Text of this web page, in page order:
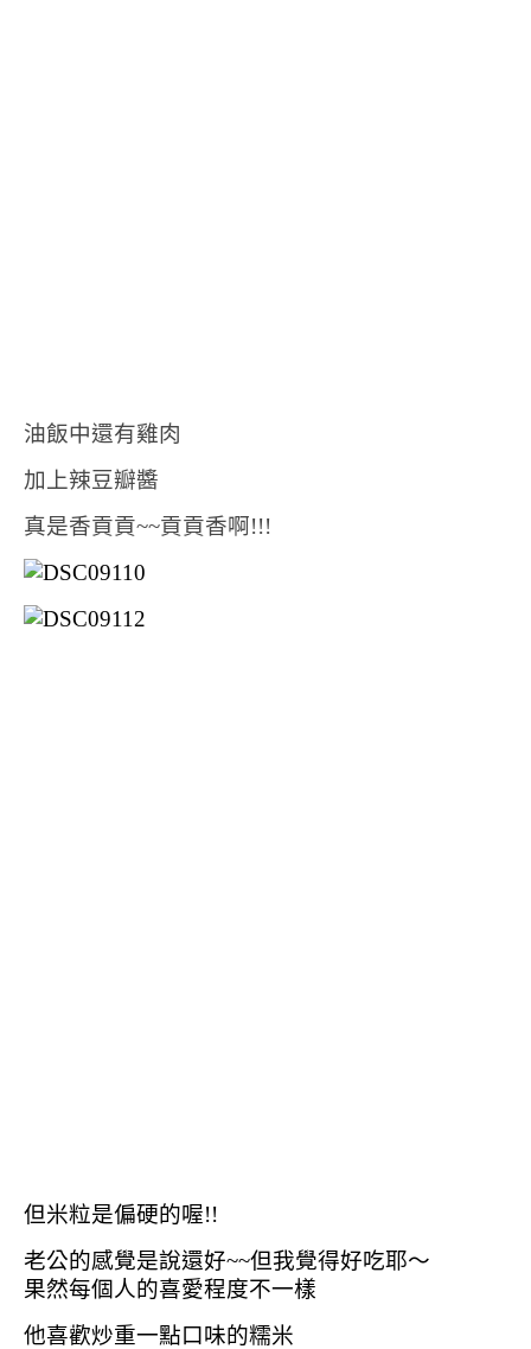
油飯中還有雞肉
加上辣豆瓣醬
真是香貢貢~~貢貢香啊!!!
但米粒是偏硬的喔!!
老公的感覺是說還好~~但我覺得好吃耶～
果然每個人的喜愛程度不一樣
他喜歡炒重一點口味的糯米